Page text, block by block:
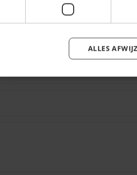
voor een complete
of een
ALLES
Inschrijven